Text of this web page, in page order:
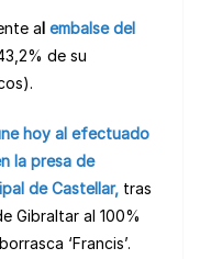
al embalse del
de su
hoy al efectuado
la presa de
de Castellar, tras
Gibraltar al 100%
‘Francis’.